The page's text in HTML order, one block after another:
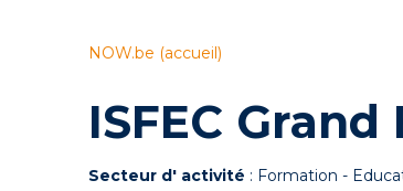
NOW.be (accueil)
ISFEC Grand
Secteur d' activité : Formation -